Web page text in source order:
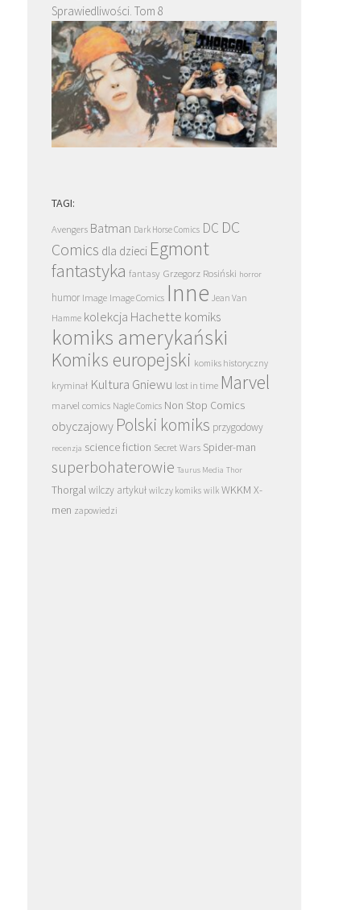
Sprawiedliwości. Tom 8
TAGI:
Avengers Batman Dark Horse Comics DC DC
Comics dla dzieci Egmont
fantastyka fantasy Grzegorz Rosiński horror
humor Image Image Comics Inne Jean Van
Hamme kolekcja Hachette komiks
komiks amerykański
Komiks europejski komiks historyczny
kryminał Kultura Gniewu lost in time Marvel
marvel comics Nagle Comics Non Stop Comics
obyczajowy Polski komiks przygodowy
recenzja science fiction Secret Wars Spider-man
superbohaterowie Taurus Media Thor
Thorgalwilczy artykuł wilczy komiks wilk WKKM X-
men zapowiedzi